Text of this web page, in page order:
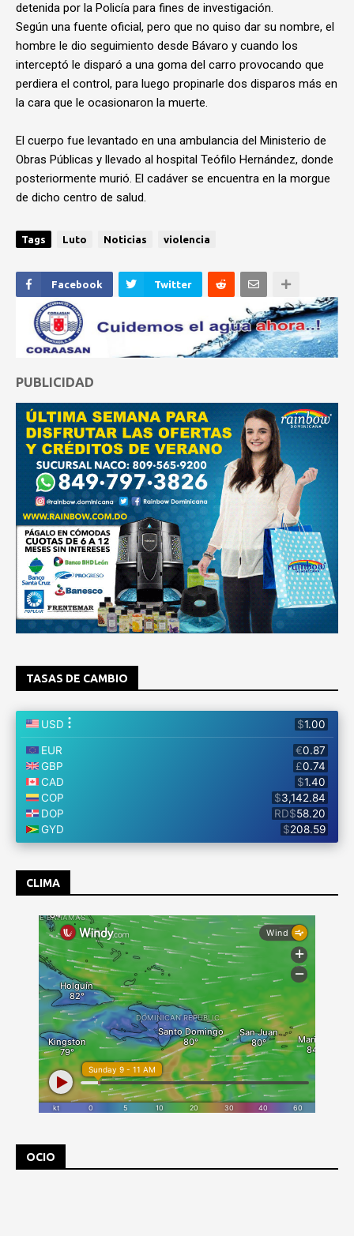
detenida por la Policía para fines de investigación.
Según una fuente oficial, pero que no quiso dar su nombre, el
hombre le dio seguimiento desde Bávaro y cuando los
interceptó le disparó a una goma del carro provocando que
perdiera el control, para luego propinarle dos disparos más en
la cara que le ocasionaron la muerte.
El cuerpo fue levantado en una ambulancia del Ministerio de
Obras Públicas y llevado al hospital Teófilo Hernández, donde
posteriormente murió. El cadáver se encuentra en la morgue
de dicho centro de salud.
Tags Luto Noticias violencia
Facebook Twitter
PUBLICIDAD
TASAS DE CAMBIO
CLIMA
OCIO